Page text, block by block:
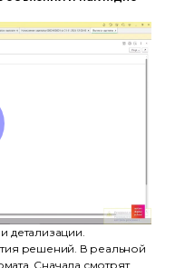
детализации.
решений. В реальной
Сначала смотрят